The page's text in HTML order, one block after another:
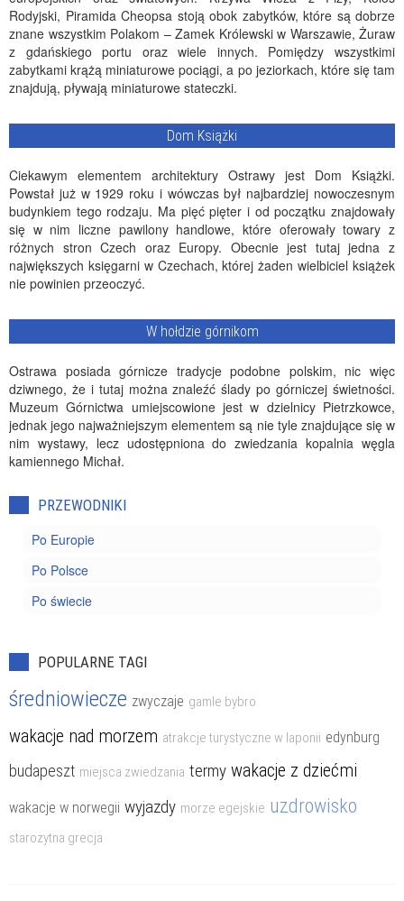
Rodyjski, Piramida Cheopsa stoją obok zabytków, które są dobrze
znane wszystkim Polakom – Zamek Królewski w Warszawie, Żuraw
z gdańskiego portu oraz wiele innych. Pomiędzy wszystkimi
zabytkami krążą miniaturowe pociągi, a po jeziorkach, które się tam
znajdują, pływają miniaturowe stateczki.
Dom Książki
Ciekawym elementem architektury Ostrawy jest Dom Książki.
Powstał już w 1929 roku i wówczas był najbardziej nowoczesnym
budynkiem tego rodzaju. Ma pięć pięter i od początku znajdowały
się w nim liczne pawilony handlowe, które oferowały towary z
różnych stron Czech oraz Europy. Obecnie jest tutaj jedna z
największych księgarni w Czechach, której żaden wielbiciel książek
nie powinien przeoczyć.
W hołdzie górnikom
Ostrawa posiada górnicze tradycje podobne polskim, nic więc
dziwnego, że i tutaj można znaleźć ślady po górniczej świetności.
Muzeum Górnictwa umiejscowione jest w dzielnicy Pietrzkowce,
jednak jego najważniejszym elementem są nie tyle znajdujące się w
nim wystawy, lecz udostępniona do zwiedzania kopalnia węgla
kamiennego Michał.
PRZEWODNIKI
Po Europie
Po Polsce
Po świecie
POPULARNE TAGI
średniowiecze zwyczaje gamle bybro
wakacje nad morzem atrakcje turystyczne w laponii edynburg
budapeszt miejsca zwiedzania termy wakacje z dziećmi
wakacje w norwegii wyjazdy morze egejskie uzdrowisko
starożytna grecja